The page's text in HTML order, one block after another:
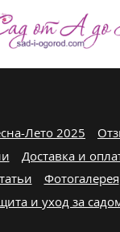
Лето 2025
Доставка и
Фотогалерея
и уход за